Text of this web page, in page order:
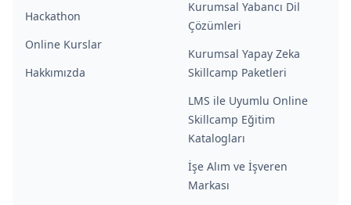
Hackathon
Online Kurslar
Hakkımızda
Kurumsal Yabancı Dil
Çözümleri
Kurumsal Yapay Zeka
Skillcamp Paketleri
LMS ile Uyumlu Online
Skillcamp Eğitim
Katalogları
İşe Alım ve İşveren
Markası